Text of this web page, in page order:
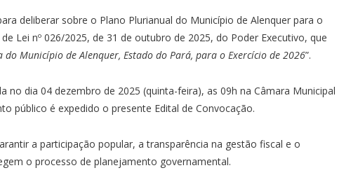
deliberar sobre o Plano Plurianual do Município de Alenquer para o
Lei nº 026/2025, de 31 de outubro de 2025, do Poder Executivo, que
do Município de Alenquer, Estado do Pará, para o Exercício de 2026”.
no dia 04 dezembro de 2025 (quinta-feira), as 09h na Câmara Municipal
público é expedido o presente Edital de Convocação.
a participação popular, a transparência na gestão fiscal e o
o processo de planejamento governamental.